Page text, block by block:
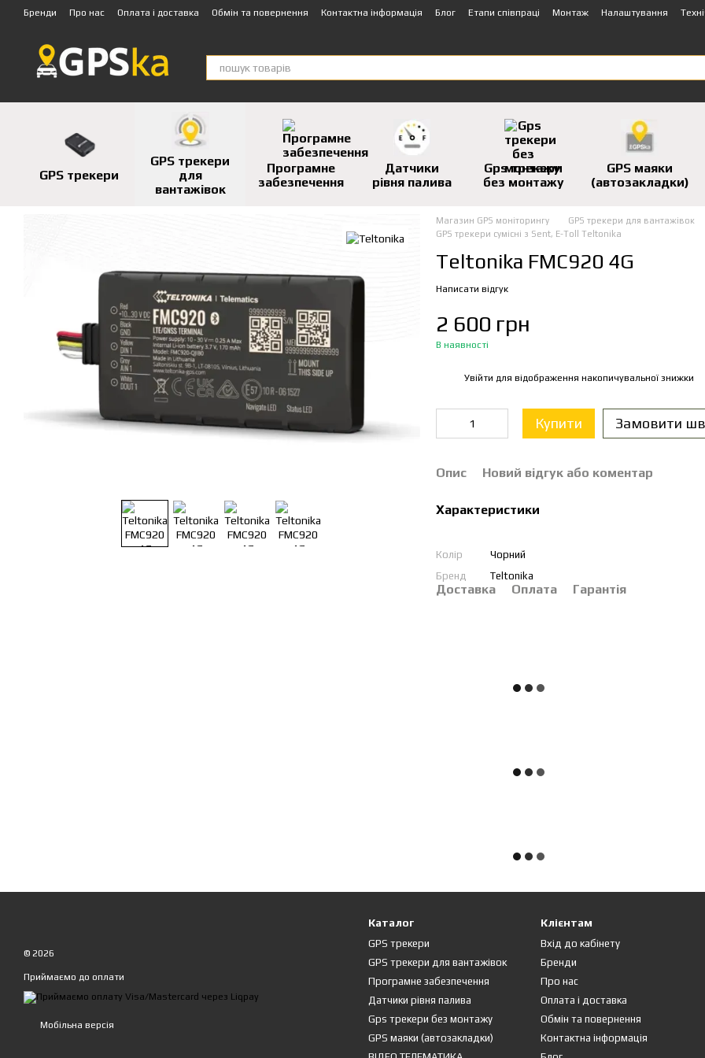
Перейти до основного контенту
Бренди Про нас Оплата і доставка Обмін та повернення Контактна інформація Блог Етапи співпраці Монтаж Налаштування
GPS трекери
GPS трекери
для
вантажівок
Програмне
забезпечення
Датчики
рівня палива
Gps трекери
без монтажу
GPS маяки
(автозакладки)
Магазин GPS моніторингу
GPS трекери для вантажівок
GPS трекери сумісні з Sent, E-Toll Teltonika
Teltonika FMC920 4G
Написати відгук
2 600 грн
В наявності
Увійти для відображення накопичувальної знижки
Купити Замовити
Опис Новий відгук або коментар
Характеристики
Колір
Чорний
Бренд
Teltonika
Доставка Оплата Гарантія
© 2026
Приймаємо до оплати
Мобільна версія
Каталог
GPS трекери
GPS трекери для вантажівок
Програмне забезпечення
Датчики рівня палива
Gps трекери без монтажу
GPS маяки (автозакладки)
Клієнтам
Вхід до кабінету
Бренди
Про нас
Оплата і доставка
Обмін та повернення
Контактна інформація